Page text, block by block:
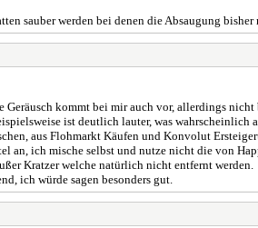
sauber werden bei denen die Absaugung
Geräusch kommt bei mir auch vor, allerdings
ist deutlich lauter, was
aus Flohmarkt Käufen und Konvolut
an, ich mische selbst und nutze nicht die von
Kratzer welche natürlich nicht entfernt werden.
ich würde sagen besonders gut.